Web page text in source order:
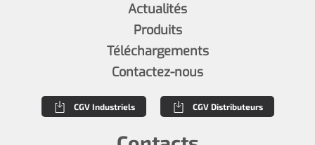
Actualités
Produits
Téléchargements
Contactez-nous
CGV Industriels CGV Distributeurs